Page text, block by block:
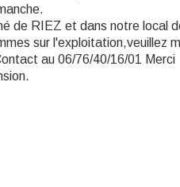
de RIEZ et dans notre local
sur l'exploitation,veuillez
au 06/76/40/16/01 Merci